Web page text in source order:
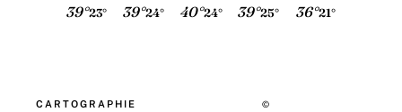
39°23° 39°24° 40°24° 39°25° 36°21°
CARTOGRAPHIE
©